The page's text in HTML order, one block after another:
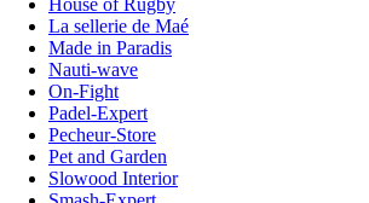
House of Rugby
La sellerie de Maé
Made in Paradis
Nauti-wave
On-Fight
Padel-Expert
Pecheur-Store
Pet and Garden
Slowood Interior